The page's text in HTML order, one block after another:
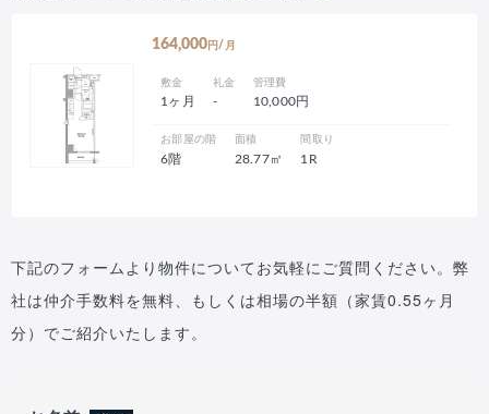
164,000 円/月
敷金
1ヶ月
礼金
-
管理費
10,000円
お部屋の階
6階
面積
28.77㎡
間取り
1R
下記のフォームより物件についてお気軽にご質問ください。弊
社は仲介手数料を無料、もしくは相場の半額（家賃0.55ヶ月
分）でご紹介いたします。